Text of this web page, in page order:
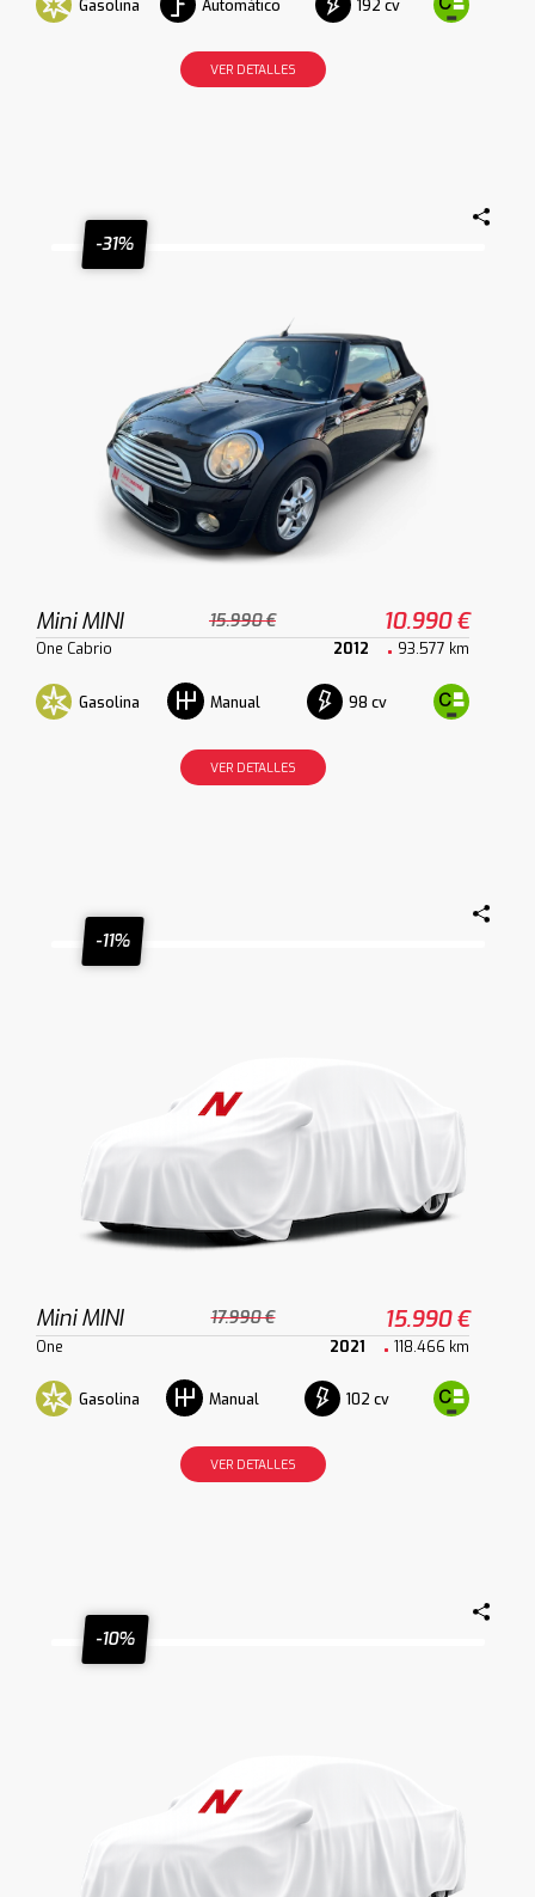
Gasolina Automático 192 cv
VER DETALLES
-31%
Mini MINI 15.990 € 10.990 €
One Cabrio 2012 93.577 km
Gasolina Manual 98 cv
VER DETALLES
-11%
Mini MINI 17.990 € 15.990 €
One 2021 118.466 km
Gasolina Manual 102 cv
VER DETALLES
-10%